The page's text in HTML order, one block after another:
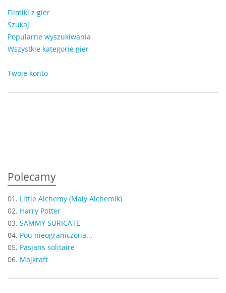
Filmiki z gier
Szukaj
Popularne wyszukiwania
Wszystkie kategorie gier
Twoje konto
Polecamy
01. Little Alchemy (Mały Alchemik)
02. Harry Potter
03. SAMMY SURICATE
04. Pou nieograniczona...
05. Pasjans solitaire
06. Majkraft